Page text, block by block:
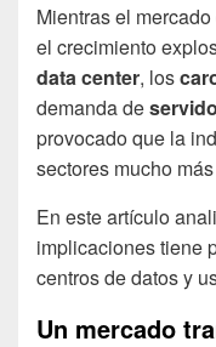
Mientras el
el crecimiento
data center, los
demanda de
provocado que la
sectores mucho
En este artículo
implicaciones tiene
centros de datos y
Un mercado